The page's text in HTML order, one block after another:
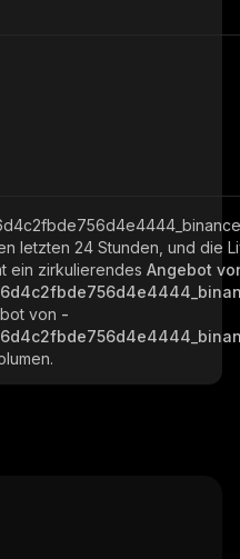
letzten 24 Stunden, und die
ein zirkulierendes Angebot
von -